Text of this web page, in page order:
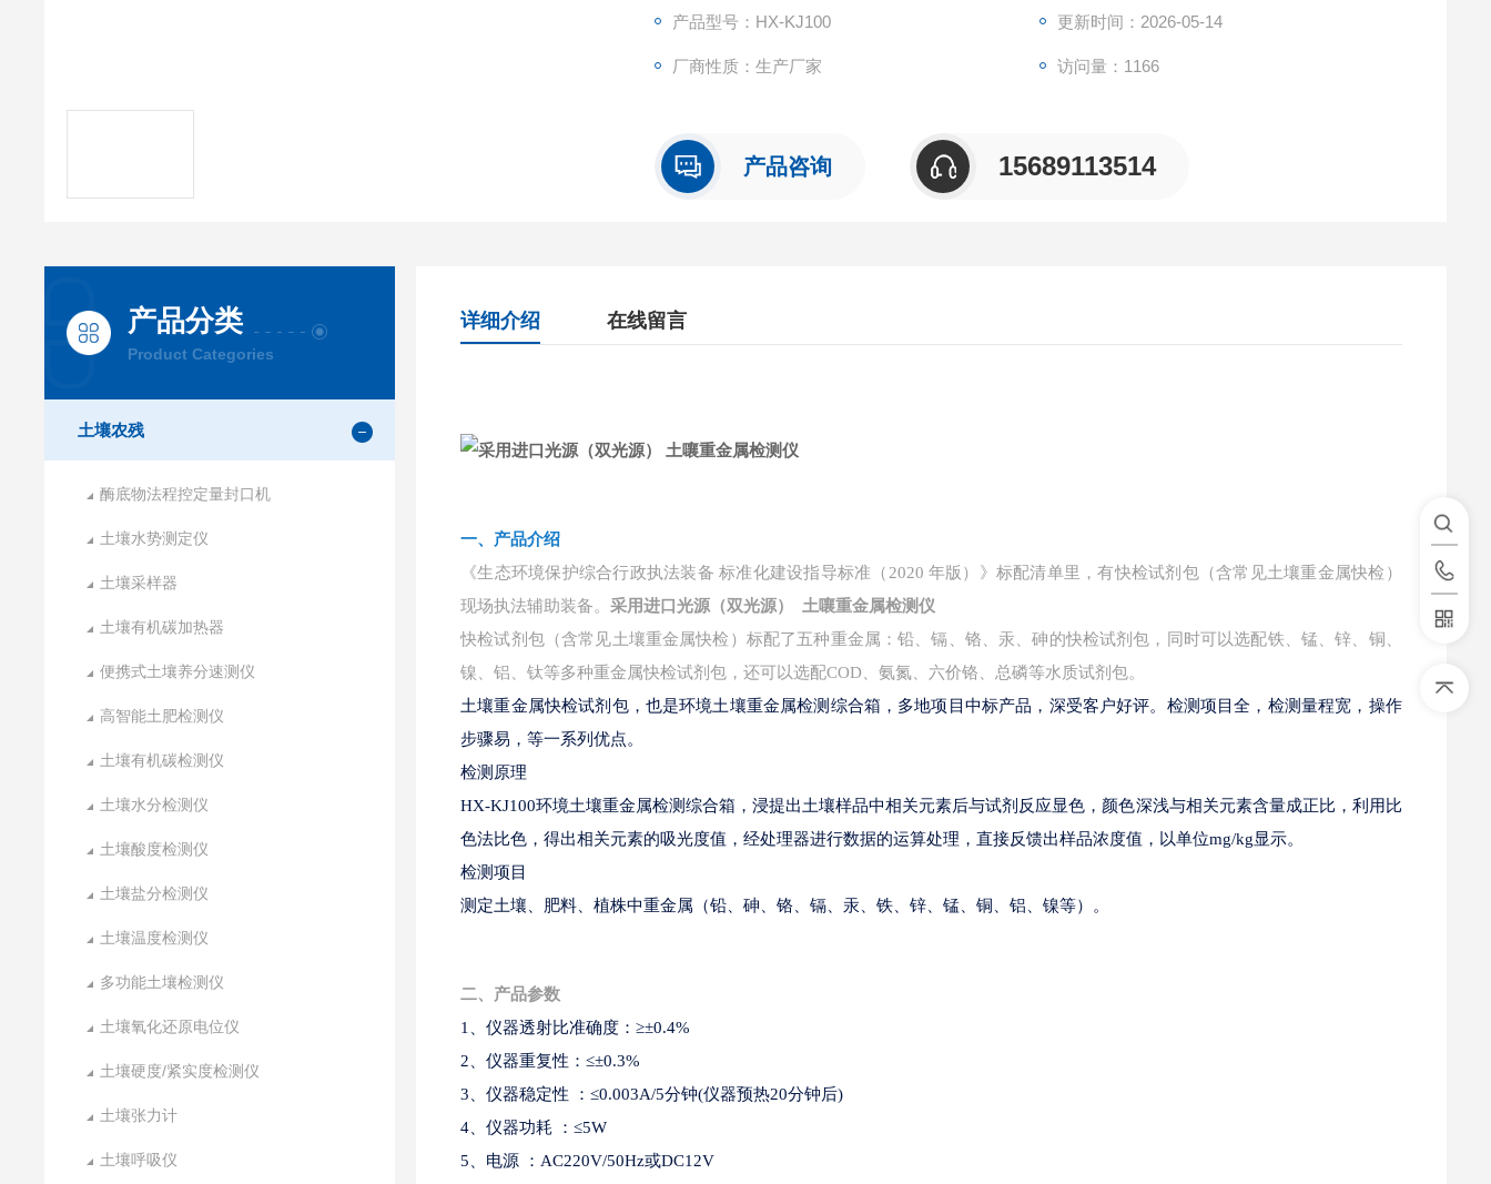
3、仪器稳定性 ：≤0.003A/5分钟(仪器预热20分钟后)
4、仪器功耗 ：≤5W
产品型号：HX-KJ100 更新时间：2026-05-14
厂商性质：生产厂家 访问量：1166
产品咨询 15689113514
产品分类
Product Categories
土壤农残
酶底物法程控定量封口机
土壤水势测定仪
土壤采样器
土壤有机碳加热器
便携式土壤养分速测仪
高智能土肥检测仪
土壤有机碳检测仪
土壤水分检测仪
土壤酸度检测仪
土壤盐分检测仪
土壤温度检测仪
多功能土壤检测仪
土壤氧化还原电位仪
土壤硬度/紧实度检测仪
土壤张力计
土壤呼吸仪
详细介绍 在线留言
一、产品介绍
《生态环境保护综合行政执法装备 标准化建设指导标准（ 2020 年版）》标配清单里，有快检试剂包（含常见土壤重金属快检）
现场执法辅助装备。采用进口光源（双光源） 土嚷重金属检测仪
快检试剂包（含常见土壤重金属快检）标配了五种重金属：铅、镉、铬、汞、砷的快检试剂包，同时可以选配铁、锰、锌、铜、
镍、铝、钛等多种重金属快检试剂包，还可以选配COD、氨氮、六价铬、总磷等水质试剂包。
土壤重金属快检试剂包，也是环境土壤重金属检测综合箱，多地项目中标产品，深受客户好评。检测项目全，检测量程宽，操作
步骤易，等一系列优点。
检测原理
HX-KJ100环境土壤重金属检测综合箱，浸提出土壤样品中相关元素后与试剂反应显色，颜色深浅与相关元素含量成正比，利用比
色法比色，得出相关元素的吸光度值，经处理器进行数据的运算处理，直接反馈出样品浓度值，以单位mg/kg显示。
检测项目
测定土壤、肥料、植株中重金属（铅、砷、铬、镉、汞、铁、锌、锰、铜、铝、镍等）。
二、产品参数
1、仪器透射比准确度：≥±0.4%
2、仪器重复性：≤±0.3%
3、仪器稳定性 ：≤0.003A/5分钟(仪器预热20分钟后)
4、仪器功耗 ：≤5W
5、电源 ：AC220V/50Hz或DC12V